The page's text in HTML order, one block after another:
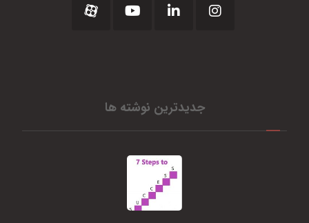
جدیدترین نوشته ها